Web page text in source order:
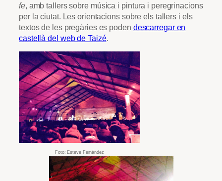
fe, amb tallers sobre música i pintura i peregrinacions
per la ciutat. Les orientacions sobre els tallers i els
textos de les pregàries es poden descarregar en
castellà del web de Taizé.
Foto: Esteve Fernández